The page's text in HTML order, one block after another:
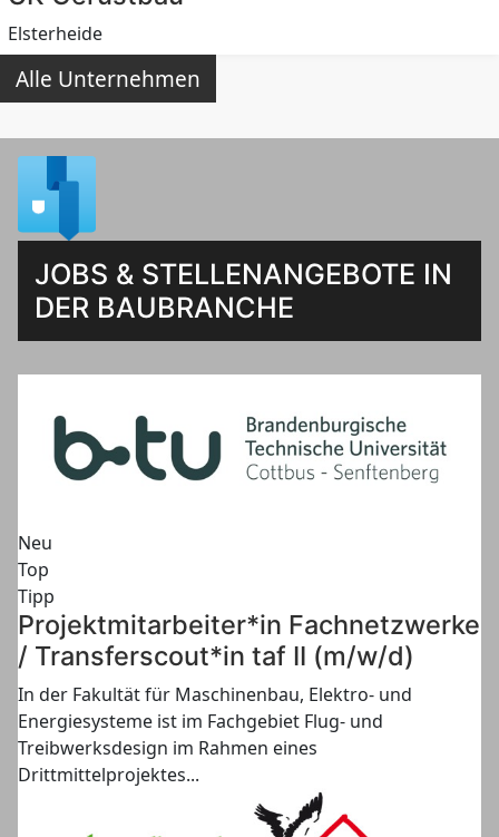
Elsterheide
Alle Unternehmen
JOBS & STELLENANGEBOTE IN
DER BAUBRANCHE
Neu
Top
Tipp
Projektmitarbeiter*in Fachnetzwerke
/ Transferscout*in taf II (m/w/d)
In der Fakultät für Maschinenbau, Elektro- und
Energiesysteme ist im Fachgebiet Flug- und
Treibwerksdesign im Rahmen eines
Drittmittelprojektes...